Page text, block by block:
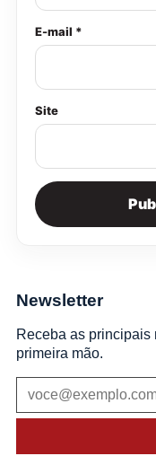
E-mail *
Site
Newsletter
Receba as
primeira mão.